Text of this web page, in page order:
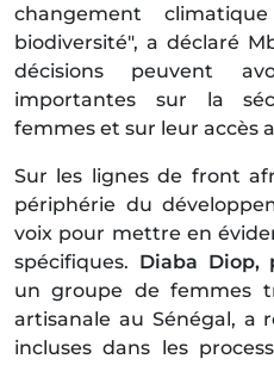
changement
biodiversité", a déclaré
décisions peuvent
importantes sur la
femmes et sur leur accès
Sur les lignes de front
périphérie du
voix pour mettre en
spécifiques. Diaba Diop,
un groupe de femmes
artisanale au Sénégal, a
incluses dans les